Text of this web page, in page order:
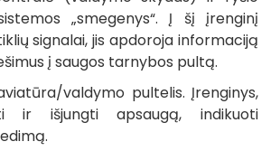
„smegenys“. Į šį įrenginį
signalai, jis apdoroja informaciją
į saugos tarnybos pultą.
valdymo pultelis. Įrenginys,
ir išjungti apsaugą, indikuoti